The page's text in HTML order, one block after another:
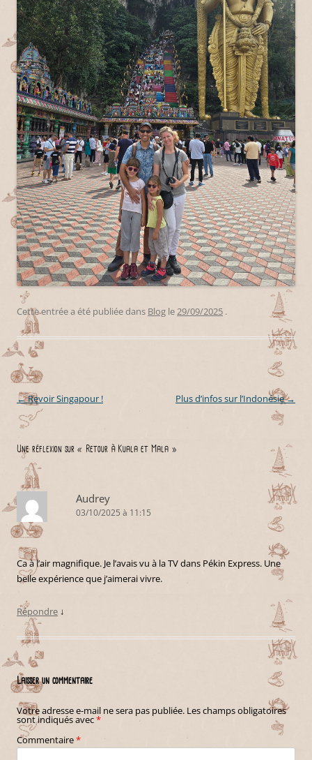
Cette entrée a été publiée dans Blog le29/09/2025 .
Navigation des articles
←Revoir Singapour ! Plus d’infos sur l’Indonésie→
Une réflexion sur « Retour à Kuala et Mala »
Audrey
03/10/2025 à 11:15
Ca à l’air magnifique. Je l’avais vu à la TV dans Pékin Express. Une
belle expérience que j’aimerai vivre.
Répondre ↓
Laisser un commentaire
Votre adresse e-mail ne sera pas publiée. Les champs obligatoires
sont indiqués avec*
Commentaire*